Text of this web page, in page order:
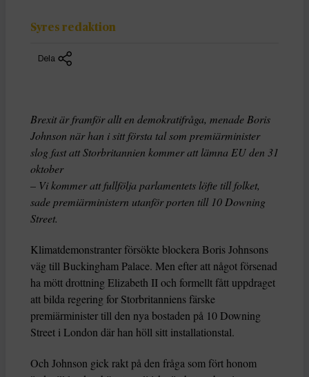
Syres redaktion
Dela
Brexit är framför allt en demokratifråga, menade Boris
Johnson när han i sitt första tal som premiärminister
slog fast att Storbritannien kommer att lämna EU den 31
oktober
– Vi kommer att fullfölja parlamentets löfte till folket,
sade premiärministern utanför porten till 10 Downing
Street.
Klimatdemonstranter försökte blockera Boris Johnsons
väg till Buckingham Palace. Men efter att något försenad
ha mött drottning Elizabeth II och formellt fått uppdraget
att bilda regering for Storbritanniens färske
premiärminister till den nya bostaden på 10 Downing
Street i London där han höll sitt installationstal.
Och Johnson gick rakt på den fråga som fört honom